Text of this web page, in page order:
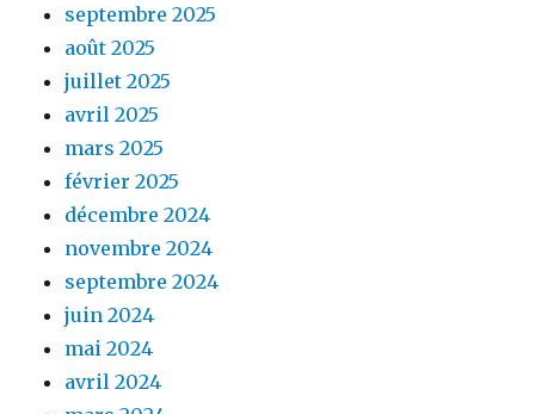
septembre 2025
août 2025
juillet 2025
avril 2025
mars 2025
février 2025
décembre 2024
novembre 2024
septembre 2024
juin 2024
mai 2024
avril 2024